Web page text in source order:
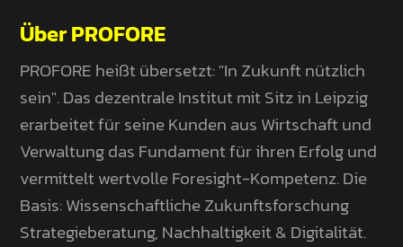
Über PROFORE
PROFORE heißt übersetzt: "In Zukunft nützlich
sein". Das dezentrale Institut mit Sitz in Leipzig
erarbeitet für seine Kunden aus Wirtschaft und
Verwaltung das Fundament für ihren Erfolg und
vermittelt wertvolle Foresight-Kompetenz. Die
Basis: Wissenschaftliche Zukunftsforschung
Strategieberatung, Nachhaltigkeit & Digitalität.